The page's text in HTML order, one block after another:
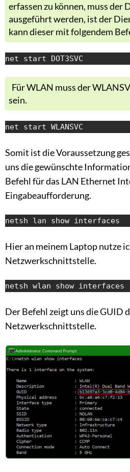
erfassen zu können, muss der
ausgeführt werden, ist der
kann dieser mit folgendem
net start DOT3SVC
Für WLAN muss der
sein.
net start WLANSVC
Somit ist die Voraussetzung
uns die gewünschte
Befehl für das LAN Ethernet
Eingabeaufforderung.
netsh lan show interfaces
Hier an meinem Laptop nutze
Netzwerkschnittstelle.
netsh wlan show interfaces
Der Befehl zeigt uns die GUID
Netzwerkschnittstelle.